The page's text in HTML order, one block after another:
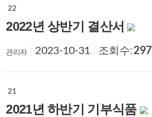
22
2022년 상반기 결산서
관리자 2023-10-31 조회수: 297
21
2021년 하반기 기부식품